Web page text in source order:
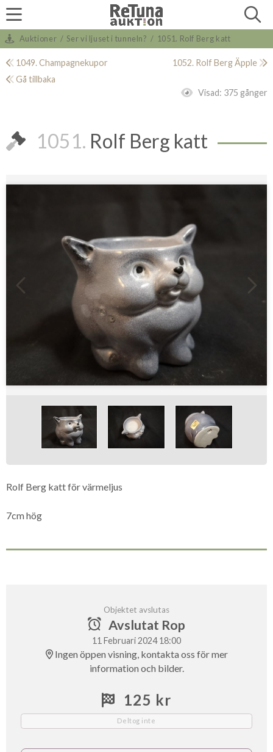
Auktioner / Ser vi ljuset i tunneln? / 1051. Rolf Berg katt
1049. Champagnekupor
1052. Rolf Berg Äpple
Gå tillbaka
Visad: 375 gånger
1051. Rolf Berg katt
Rolf Berg katt för värmeljus
7cm hög
Objektet avslutas
Avslutat Rop
11 Februari 2024 18:00
Ingen öppen visning, kontakta oss för mer
information och bilder.
125 kr
Deltog inte